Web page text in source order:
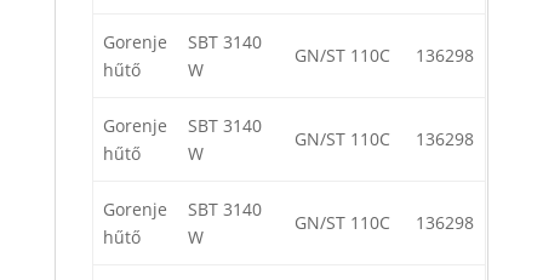
Gorenje
hűtő
SBT 3140
W
GN/ST 110C 136298
Gorenje
hűtő
SBT 3140
W
GN/ST 110C 136298
Gorenje
hűtő
SBT 3140
W
GN/ST 110C 136298